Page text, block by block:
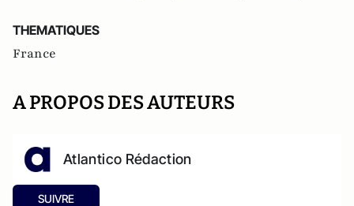
THEMATIQUES
France
A PROPOS DES AUTEURS
Atlantico Rédaction
SUIVRE